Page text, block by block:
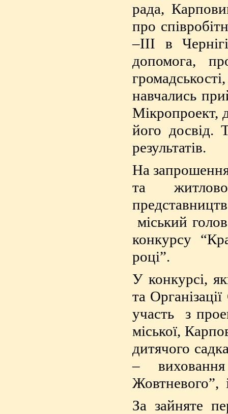
рада,
про
–ІІІ в
допомога,
навчались
Мікропроект,
його досвід.
результатів.
На запрошення
та
міський
конкурсу
році”.
У конкурсі,
та
участь з
міської,
дитячого
–
Жовтневого”,
За зайняте